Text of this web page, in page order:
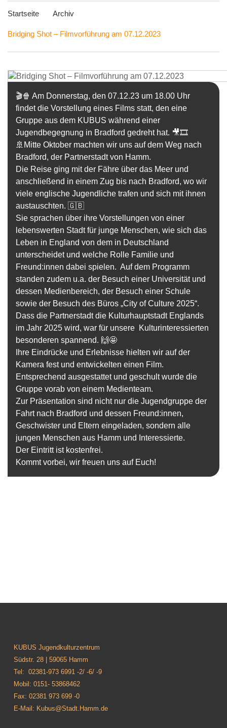
Startseite Archiv
Bridging Shot – Filmvorführung am 07.12.2023
🎬🍿 Am Donnerstag, den 07.12.23 um 18.00 Uhr
findet die Vorstellung eines Films statt, den eine
Gruppe aus dem KUBUS während einer
Jugendbegegnung in Bradford gedreht hat. 🎥🎞️
🚢Mitte Oktober machten wir uns auf dem Weg nach
Bradford, der Partnerstadt von Hamm.
Die Reise ging mit der Fähre über das Meer und
anschließend in einem Zug bis nach Bradford, wo wir
viele englische Jugendliche trafen und sich mit ihnen
austauschten. 🇬🇧
Sie sprachen über ihre Vorstellungen von einer
lebenswerten Stadt für junge Menschen, wie sich das
Leben in England von dem in Deutschland
unterscheidet und welche Rolle Familie und
Freund:innen dabei spielen. Auf dem Programm
standen zudem u.a. der Besuch einer Universität und
dessen Medienbereich, der Besuch einer Schule
sowie der Besuch des Büros„City of Culture 2025“.
Dass die Partnerstadt die Kulturhauptstadt Englands
im Jahr 2025 wird, war für unsere Kulturinteressierten
besonderen spannend. 🙌🤩
Ihre Eindrücke und Erlebnisse hielten wir auf der
Kamera fest und entwickelten einen Film.
Entsprechend ausgestattet und geschult wurde die
Gruppe vorab von einem Medienteam.
Zur Präsentation sind nicht nur die Jugendgruppe der
Fahrt nach Bradford und dessen Freund:innen,
Geschwister und Eltern eingeladen, sondern alle
jungen Menschen aus Hamm und Interessierte.
Der Eintritt ist kostenfrei.
Kommt vorbei, wir freuen uns auf Euch!
KUBUS Jugendkulturzentrum
Südstr. 28 | 59065 Hamm
Tel: 02381-973 6991 -2/ -6/ -9
Mobil: 0151- 53868462
Fax: 02381 973 699 -0
E-Mail: Kubus@Stadt.Hamm.de